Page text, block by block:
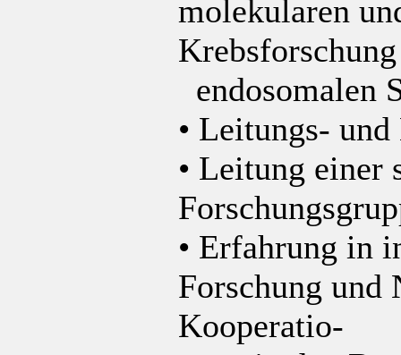
molekularen
endosomalen
• Leitungs-
• Leitung einer
• Erfahrung in
Forschung und
Kooperatio-